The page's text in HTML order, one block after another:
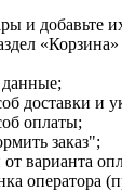
и добавьте
доставки и
оплаты;
заказ";
варианта
оператора